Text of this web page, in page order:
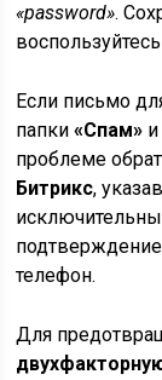
«password».
Если письмо
папки«Спам»
проблеме
Битрикс,
телефон.
Для